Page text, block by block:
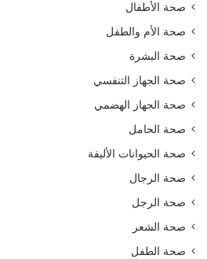
صحة الأطفال
صحة الأم والطفل
صحة البشرة
صحة الجهاز التنفسي
صحة الجهاز الهضمي
صحة الحامل
صحة الحيوانات الأليفة
صحة الرجال
صحة الرجل
صحة الشعر
صحة الطفل